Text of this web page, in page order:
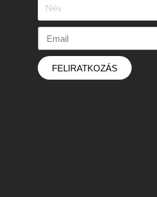
FELIRATKOZÁS